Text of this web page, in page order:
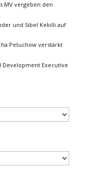
MV vergeben den
und Sibel Kekilli auf
Petuchow verstärkt
Development Executive